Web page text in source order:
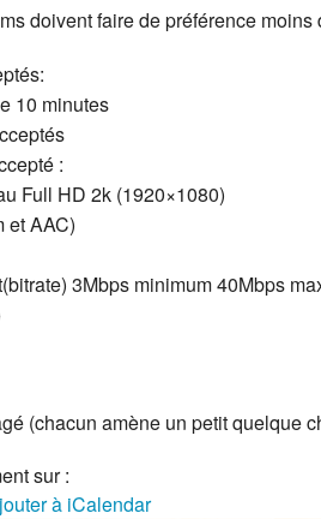
doivent faire de préférence moins
10 minutes
:
Full HD 2k (1920×1080)
et AAC)
3Mbps minimum 40Mbps
(chacun amène un petit quelque
sur :
à iCalendar